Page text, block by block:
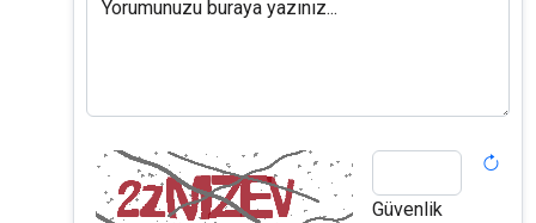
Yorumunuzu buraya yazınız...
Güvenlik